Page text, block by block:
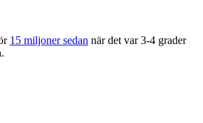
15 miljoner sedan när det var 3-4 grader